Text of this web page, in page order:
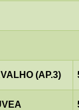
(AP.3)